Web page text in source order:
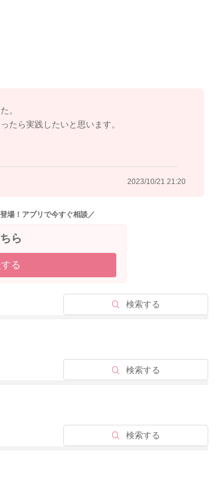
。
たら実践したいと思います。
2023/10/21 21:20
場！アプリで今すぐ相談／
ら
る
検索する
検索する
検索する